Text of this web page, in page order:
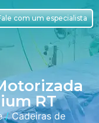
com um especialista
RT
/Cadeiras de